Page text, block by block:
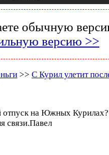
обычную
версию >>
>> С Курил улетит
отпуск на Южных
связи.Павел